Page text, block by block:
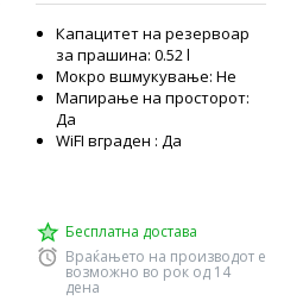
Капацитет на резервоар
за прашина: 0.52 l
Мокро вшмукување: Не
Мапирање на просторот:
Да
WiFI вграден : Да
Бесплатна достава
Враќањето на производот е
возможно во рок од 14
дена